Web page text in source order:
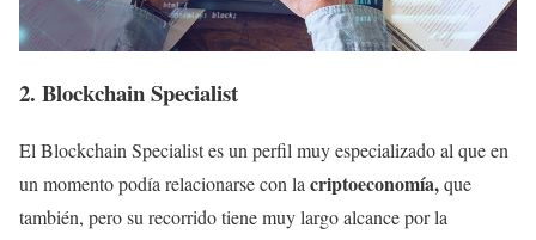
2. Blockchain Specialist
El Blockchain Specialist es un perfil muy especializado al que en
un momento podía relacionarse con lacriptoeconomía,que
también, pero su recorrido tiene muy largo alcance por la